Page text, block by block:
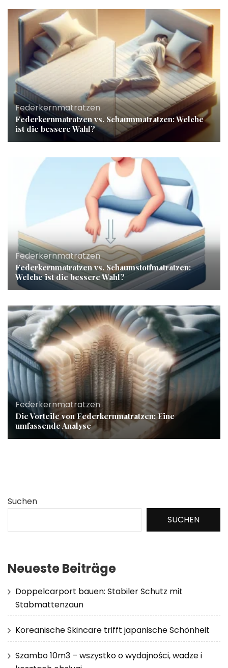
Federkernmatratzen
Federkernmatratzen vs. Schaummatratzen: Welche
ist die bessere Wahl?
Federkernmatratzen
Federkernmatratzen vs. Schaumstoffmatratzen:
Welche ist die bessere Wahl?
Federkernmatratzen
Die Vorteile von Federkernmatratzen: Eine
umfassende Analyse
Suchen
SUCHEN
Neueste Beiträge
Doppelcarport bauen: Stabiler Schutz mit
Stabmattenzaun
Koreanische Skincare trifft japanische Schönheit
Szambo 10m3 – wszystko o wydajności, wadze i